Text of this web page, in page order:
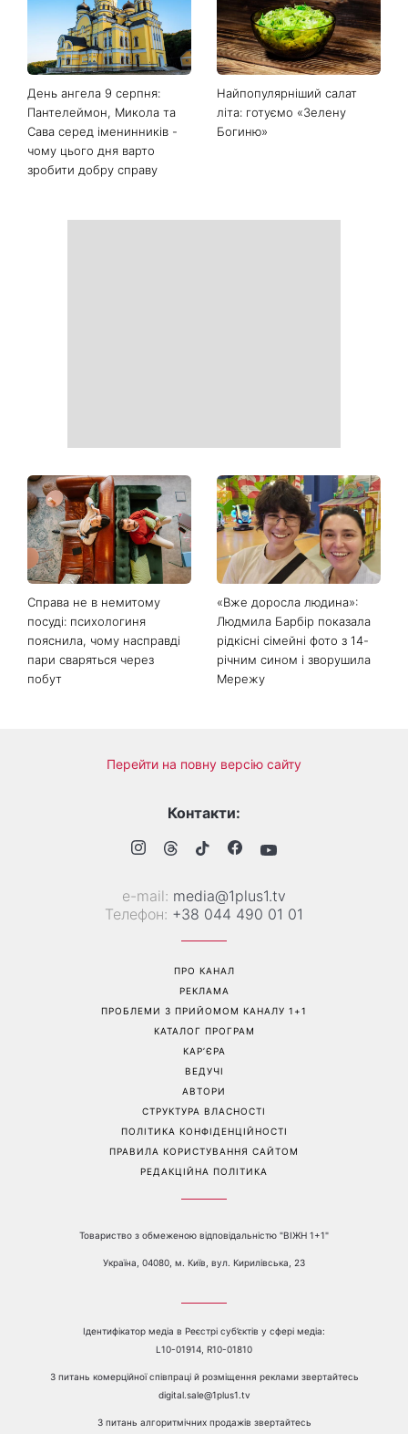
День ангела 9 серпня:
Пантелеймон, Микола та
Сава серед іменинників -
чому цього дня варто
зробити добру справу
Найпопулярніший салат
літа: готуємо «Зелену
Богиню»
Справа не в немитому
посуді: психологиня
пояснила, чому насправді
пари сваряться через
побут
«Вже доросла людина»:
Людмила Барбір показала
рідкісні сімейні фото з 14-
річним сином і зворушила
Мережу
Перейти на повну версію сайту
Контакти:
е-mail: media@1plus1.tv
Телефон: +38 044 490 01 01
ПРО КАНАЛ
РЕКЛАМА
ПРОБЛЕМИ З ПРИЙОМОМ КАНАЛУ 1+1
КАТАЛОГ ПРОГРАМ
КАР’ЄРА
ВЕДУЧІ
АВТОРИ
СТРУКТУРА ВЛАСНОСТІ
ПОЛІТИКА КОНФІДЕНЦІЙНОСТІ
ПРАВИЛА КОРИСТУВАННЯ САЙТОМ
РЕДАКЦІЙНА ПОЛІТИКА
Товариство з обмеженою відповідальністю "ВІЖН 1+1"
Україна, 04080, м. Київ, вул. Кирилівська, 23
Ідентифікатор медіа в Реєстрі суб’єктів у сфері медіа:
L10-01914, R10-01810
З питань комерційної співпраці й розміщення реклами звертайтесь
digital.sale@1plus1.tv
З питань алгоритмічних продажів звертайтесь